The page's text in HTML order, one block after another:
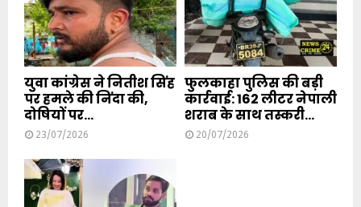
युवा कांग्रेस ने नितीश सिंह
पर हमले की निंदा की,
दोषियों पर...
23/07/2026
फुलकाहा पुलिस की बड़ी
कार्रवाई: 162 लीटर नेपाली
शराब के साथ तस्करी...
20/07/2026